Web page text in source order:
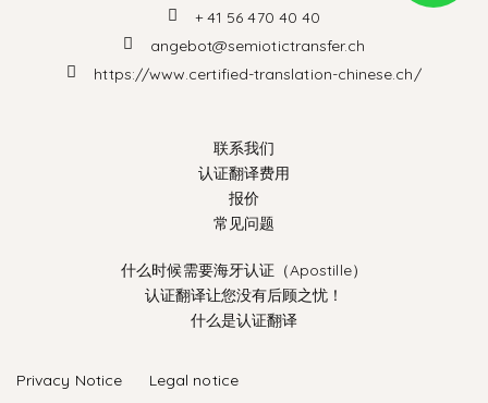
+ 41 56 470 40 40
angebot@semiotictransfer.ch
https://www.certified-translation-chinese.ch/
联系我们
认证翻译费用
报价
常见问题
什么时候需要海牙认证（Apostille）
认证翻译让您没有后顾之忧！
什么是认证翻译
Privacy Notice
Legal notice